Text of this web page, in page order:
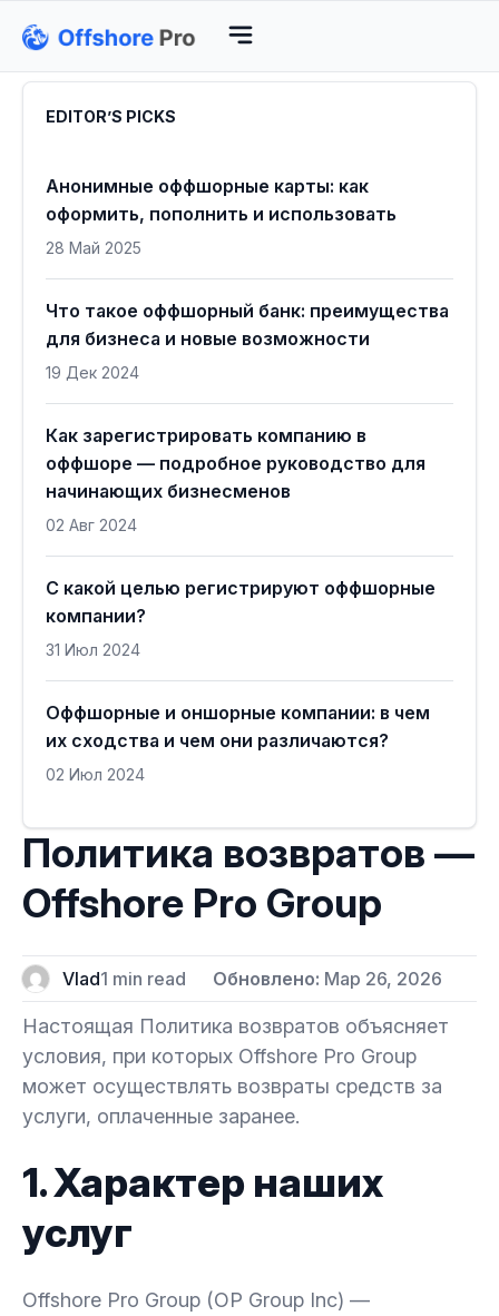
Политика возвратов —
Offshore Pro Group
Vlad1 min read Обновлено: Мар 26, 2026
Настоящая Политика возвратов объясняет
условия, при которых Offshore Pro Group
может осуществлять возвраты средств за
услуги, оплаченные заранее.
1. Характер наших
услуг
Offshore Pro Group (OP Group Inc) —
EDITOR’S PICKS
Анонимные оффшорные карты: как
оформить, пополнить и использовать
28 Май 2025
Что такое оффшорный банк: преимущества
для бизнеса и новые возможности
19 Дек 2024
Как зарегистрировать компанию в
оффшоре — подробное руководство для
начинающих бизнесменов
02 Авг 2024
С какой целью регистрируют оффшорные
компании?
31 Июл 2024
Оффшорные и оншорные компании: в чем
их сходства и чем они различаются?
02 Июл 2024